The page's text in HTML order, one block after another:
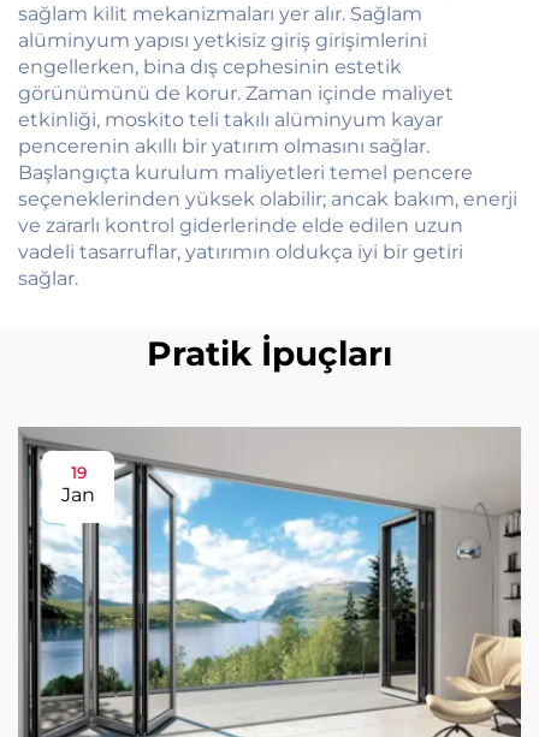
sağlam kilit mekanizmaları yer alır. Sağlam
alüminyum yapısı yetkisiz giriş girişimlerini
engellerken, bina dış cephesinin estetik
görünümünü de korur. Zaman içinde maliyet
etkinliği, moskito teli takılı alüminyum kayar
pencerenin akıllı bir yatırım olmasını sağlar.
Başlangıçta kurulum maliyetleri temel pencere
seçeneklerinden yüksek olabilir; ancak bakım, enerji
ve zararlı kontrol giderlerinde elde edilen uzun
vadeli tasarruflar, yatırımın oldukça iyi bir getiri
sağlar.
Pratik İpuçları
19
Jan